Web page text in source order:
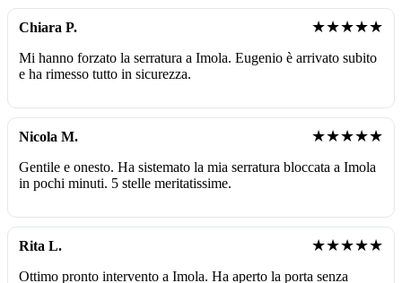
Chiara P. ★★★★★
Mi hanno forzato la serratura a Imola. Eugenio è arrivato subito
e ha rimesso tutto in sicurezza.
Nicola M. ★★★★★
Gentile e onesto. Ha sistemato la mia serratura bloccata a Imola
in pochi minuti. 5 stelle meritatissime.
Rita L. ★★★★★
Ottimo pronto intervento a Imola. Ha aperto la porta senza